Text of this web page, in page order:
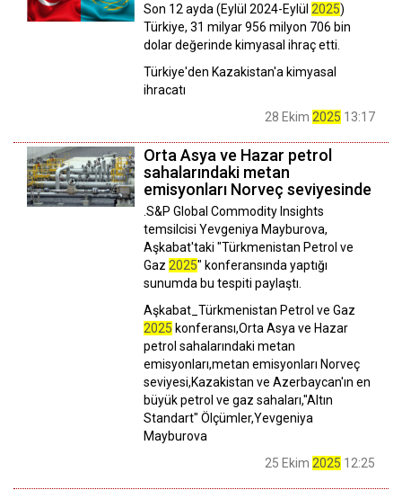
Son 12 ayda (Eylül 2024-Eylül 2025)
Türkiye, 31 milyar 956 milyon 706 bin
dolar değerinde kimyasal ihraç etti.
Türkiye'den Kazakistan'a kimyasal
ihracatı
28 Ekim 2025 13:17
Orta Asya ve Hazar petrol
sahalarındaki metan
emisyonları Norveç seviyesinde
.S&P Global Commodity Insights
temsilcisi Yevgeniya Mayburova,
Aşkabat'taki "Türkmenistan Petrol ve
Gaz 2025" konferansında yaptığı
sunumda bu tespiti paylaştı.
Aşkabat_Türkmenistan Petrol ve Gaz
2025 konferansı,Orta Asya ve Hazar
petrol sahalarındaki metan
emisyonları,metan emisyonları Norveç
seviyesi,Kazakistan ve Azerbaycan'ın en
büyük petrol ve gaz sahaları,"Altın
Standart" Ölçümler,Yevgeniya
Mayburova
25 Ekim 2025 12:25